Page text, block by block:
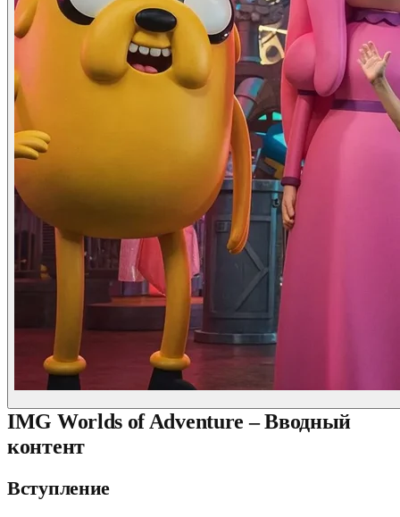
IMG Worlds of Adventure – Вводный
контент
Вступление